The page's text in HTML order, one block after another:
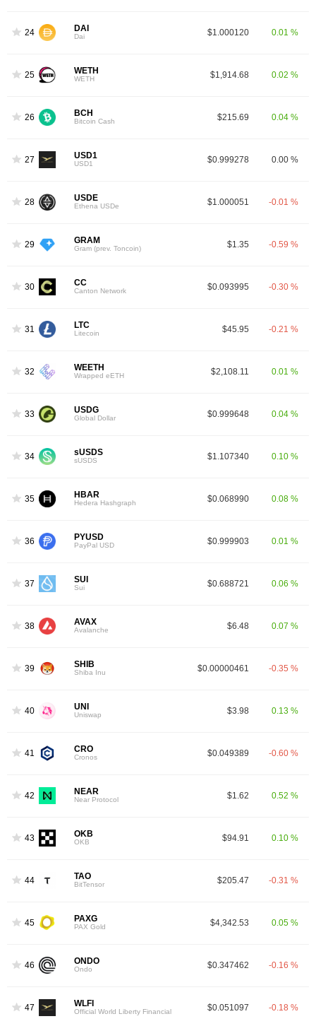
24 DAI
Dai $1.000120 0.01 %
25 WETH
WETH $1,914.68 0.02 %
26 BCH
Bitcoin Cash $215.69 0.04 %
27 USD1
USD1 $0.999278 0.00 %
28 USDE
Ethena USDe $1.000051 -0.01 %
29 GRAM
Gram (prev. Toncoin) $1.35 -0.59 %
30 CC
Canton Network $0.093995 -0.30 %
31 LTC
Litecoin $45.95 -0.21 %
32 WEETH
Wrapped eETH $2,108.11 0.01 %
33 USDG
Global Dollar $0.999648 0.04 %
34 sUSDS
sUSDS $1.107340 0.10 %
35 HBAR
Hedera Hashgraph $0.068990 0.08 %
36 PYUSD
PayPal USD $0.999903 0.01 %
37 SUI
Sui $0.688721 0.06 %
38 AVAX
Avalanche $6.48 0.07 %
39 SHIB
Shiba Inu $0.00000461 -0.35 %
40 UNI
Uniswap $3.98 0.13 %
41 CRO
Cronos $0.049389 -0.60 %
42 NEAR
Near Protocol $1.62 0.52 %
43 OKB
OKB $94.91 0.10 %
44 TAO
BitTensor $205.47 -0.31 %
45 PAXG
PAX Gold $4,342.53 0.05 %
46 ONDO
Ondo $0.347462 -0.16 %
47 WLFI
Official World Liberty Financial $0.051097 -0.18 %